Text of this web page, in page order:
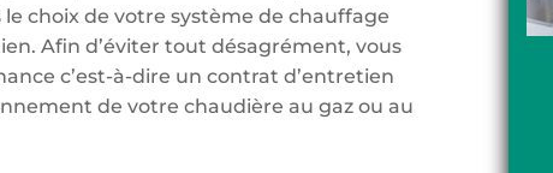
choix de votre système de chauffage
Afin d’éviter tout désagrément, vous
c’est-à-dire un contrat d’entretien
de votre chaudière au gaz ou au